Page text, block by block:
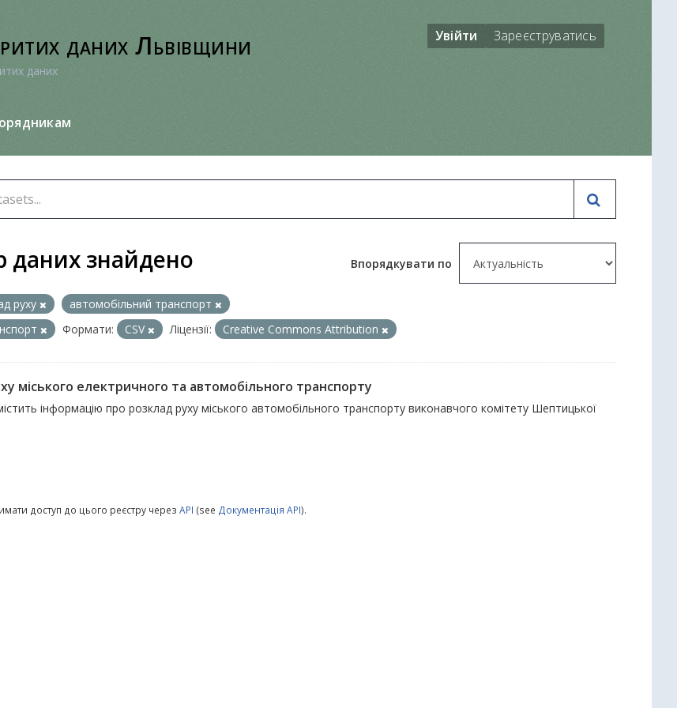
даних Львівщини
даних
Увійти Зареєструватись
Впорядкувати по
даних знайдено
руху
автомобільний транспорт
Формати: CSV Ліцензії: Creative Commons Attribution
міського електричного та автомобільного транспорту
інформацію про розклад руху міського автомобільного транспорту виконавчого комітету Шептицької
доступ до цього реєстру через API (see Документація API).